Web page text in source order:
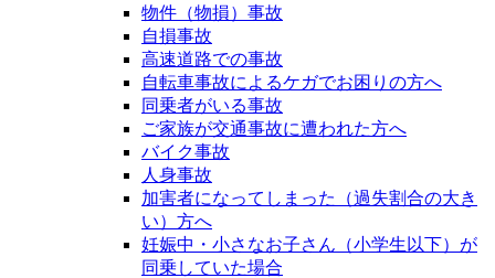
物件（物損）事故
自損事故
高速道路での事故
自転車事故によるケガでお困りの方へ
同乗者がいる事故
ご家族が交通事故に遭われた方へ
バイク事故
人身事故
加害者になってしまった（過失割合の大き
い）方へ
妊娠中・小さなお子さん（小学生以下）が
同乗していた場合